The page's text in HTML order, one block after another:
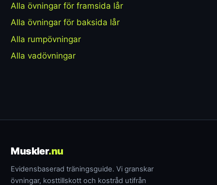
Alla övningar för framsida lår
Alla övningar för baksida lår
Alla rumpövningar
Alla vadövningar
Muskler.nu
Evidensbaserad träningsguide. Vi granskar
övningar, kosttillskott och kostråd utifrån